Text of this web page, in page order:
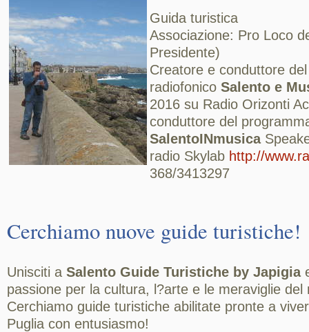
Guida turistica
Associazione: Pro Loco
Presidente)
Creatore e conduttore
radiofonico Salento e
2016 su Radio Orizonti
conduttore del
SalentoINmusica
radio Skylab http://
368/3413297
Cerchiamo nuove guide turistiche!
Unisciti a Salento Guide Turistiche by Japigia
passione per la cultura, l?arte e le meraviglie
Cerchiamo guide turistiche abilitate pronte a
Puglia con entusiasmo!